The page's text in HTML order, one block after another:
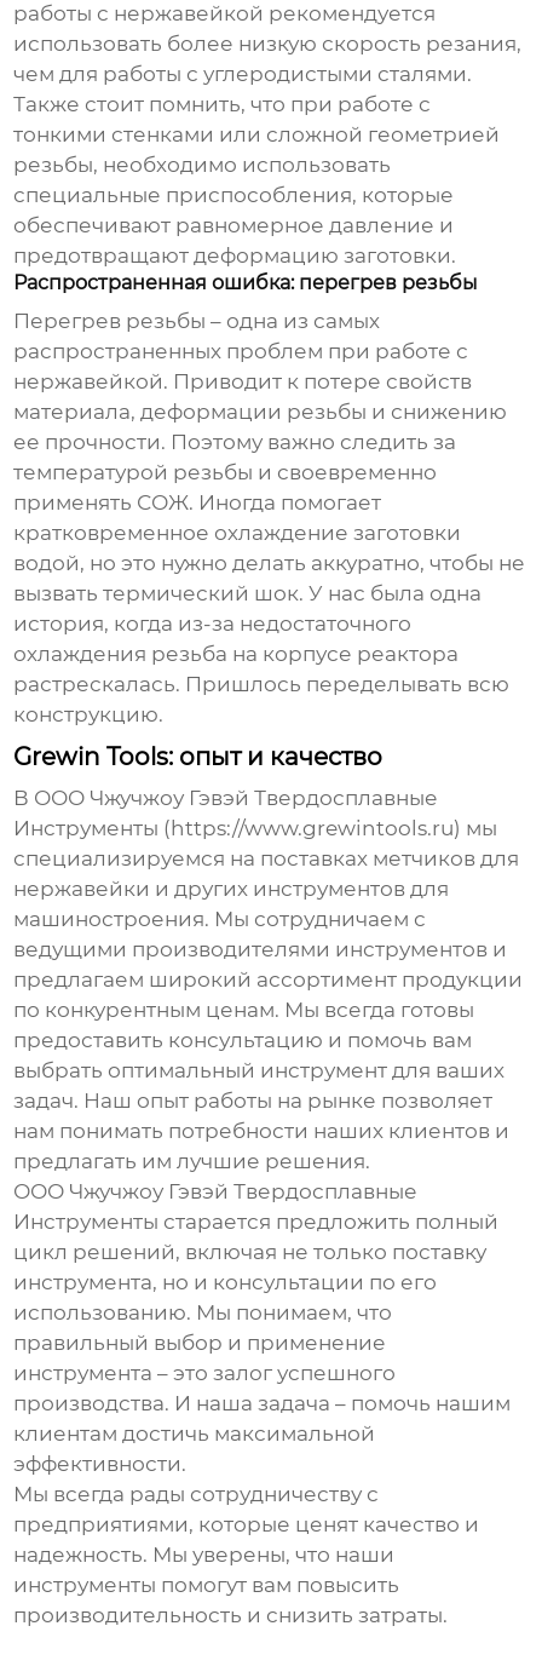
работы с нержавейкой рекомендуется
использовать более низкую скорость резания,
чем для работы с углеродистыми сталями.
Также стоит помнить, что при работе с
тонкими стенками или сложной геометрией
резьбы, необходимо использовать
специальные приспособления, которые
обеспечивают равномерное давление и
предотвращают деформацию заготовки.
Распространенная ошибка: перегрев резьбы
Перегрев резьбы – одна из самых
распространенных проблем при работе с
нержавейкой. Приводит к потере свойств
материала, деформации резьбы и снижению
ее прочности. Поэтому важно следить за
температурой резьбы и своевременно
применять СОЖ. Иногда помогает
кратковременное охлаждение заготовки
водой, но это нужно делать аккуратно, чтобы не
вызвать термический шок. У нас была одна
история, когда из-за недостаточного
охлаждения резьба на корпусе реактора
растрескалась. Пришлось переделывать всю
конструкцию.
Grewin Tools: опыт и качество
В ООО Чжучжоу Гэвэй Твердосплавные
Инструменты (https://www.grewintools.ru) мы
специализируемся на поставках метчиков для
нержавейки и других инструментов для
машиностроения. Мы сотрудничаем с
ведущими производителями инструментов и
предлагаем широкий ассортимент продукции
по конкурентным ценам. Мы всегда готовы
предоставить консультацию и помочь вам
выбрать оптимальный инструмент для ваших
задач. Наш опыт работы на рынке позволяет
нам понимать потребности наших клиентов и
предлагать им лучшие решения.
ООО Чжучжоу Гэвэй Твердосплавные
Инструменты старается предложить полный
цикл решений, включая не только поставку
инструмента, но и консультации по его
использованию. Мы понимаем, что
правильный выбор и применение
инструмента – это залог успешного
производства. И наша задача – помочь нашим
клиентам достичь максимальной
эффективности.
Мы всегда рады сотрудничеству с
предприятиями, которые ценят качество и
надежность. Мы уверены, что наши
инструменты помогут вам повысить
производительность и снизить затраты.